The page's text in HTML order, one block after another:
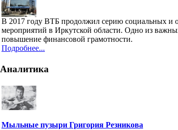
В 2017 году ВТБ продолжил серию социальных и
мероприятий в Иркутской области. Одно из
повышение финансовой грамотности.
Подробнее...
Аналитика
Мыльные пузыри Григория Резникова